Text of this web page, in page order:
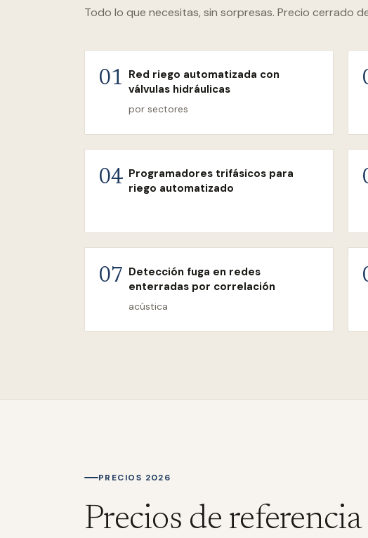
Todo lo que necesitas, sin sorpresas. Precio cerrado
01 Red riego automatizada con
válvulas hidráulicas
por sectores
04 Programadores trifásicos para
riego automatizado
07 Detección fuga en redes
enterradas por correlación
acústica
PRECIOS 2026
Precios de referencia